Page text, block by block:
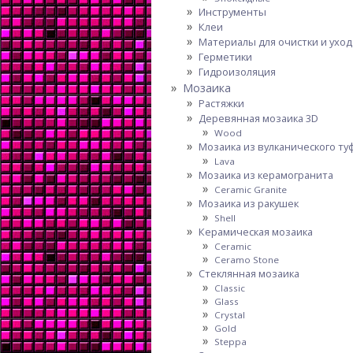
Инструменты
Клеи
Материалы для очистки и
Герметики
Гидроизоляция
Мозаика
Растяжки
Деревянная мозаика 3D
Wood
Мозаика из вулканического
Lava
Мозаика из керамогранита
Ceramic Granite
Мозаика из ракушек
Shell
Керамическая мозаика
Ceramic
Ceramo Stone
Стеклянная мозаика
Classic
Glass
Crystal
Gold
Steppa